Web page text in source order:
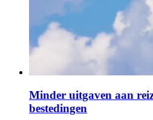
Minder uitgaven aan
bestedingen